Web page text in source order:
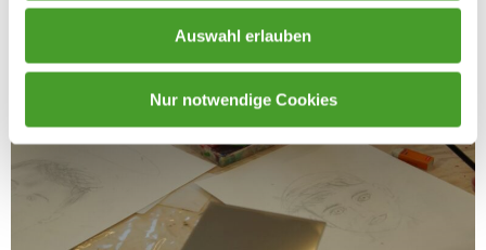
Auswahl erlauben
Nur notwendige Cookies